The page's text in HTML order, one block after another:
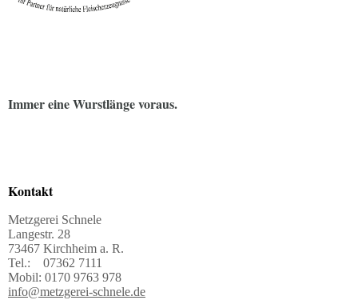
Immer eine Wurstlänge voraus.
Kontakt
Metzgerei Schnele
Langestr. 28
73467 Kirchheim a. R.
Tel.: 07362 7111
Mobil: 0170 9763 978
info@metzgerei-schnele.de